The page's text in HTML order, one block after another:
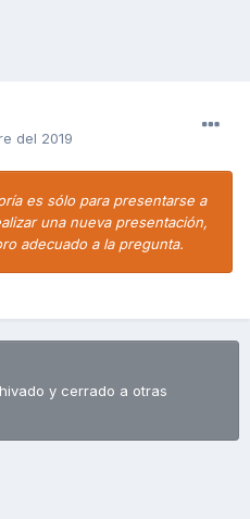
del 2019
es sólo para presentarse a
una nueva presentación,
adecuado a la pregunta.
y cerrado a otras